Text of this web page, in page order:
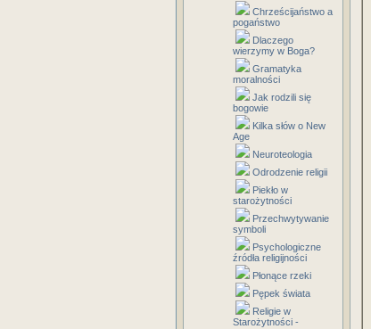
Chrześcijaństwo a
pogaństwo
Dlaczego
wierzymy w Boga?
Gramatyka
moralności
Jak rodzili się
bogowie
Kilka słów o New
Age
Neuroteologia
Odrodzenie religii
Piekło w
starożytności
Przechwytywanie
symboli
Psychologiczne
źródła religijności
Płonące rzeki
Pępek świata
Religie w
Starożytności -